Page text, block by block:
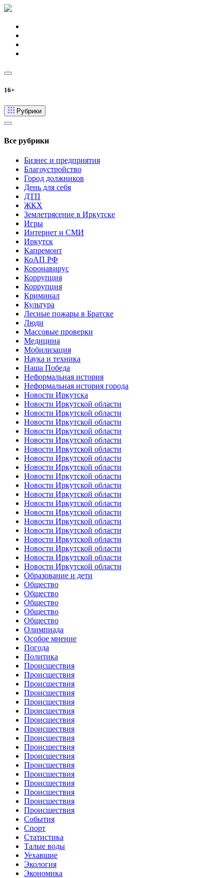
16+
Рубрики
Все рубрики
Бизнес и предприятия
Благоустройство
Город должников
День для себя
ДТП
ЖКХ
Землетрясение в Иркутске
Игры
Интернет и СМИ
Иркутск
Капремонт
КоАП РФ
Коронавирус
Коррупция
Коррупция
Криминал
Культура
Лесные пожары в Братске
Люди
Массовые проверки
Медицина
Мобилизация
Наука и техника
Наша Победа
Неформальная история
Неформальная история города
Новости Иркутска
Новости Иркутской области
Новости Иркутской области
Новости Иркутской области
Новости Иркутской области
Новости Иркутской области
Новости Иркутской области
Новости Иркутской области
Новости Иркутской области
Новости Иркутской области
Новости Иркутской области
Новости Иркутской области
Новости Иркутской области
Новости Иркутской области
Новости Иркутской области
Новости Иркутской области
Новости Иркутской области
Новости Иркутской области
Новости Иркутской области
Новости Иркутской области
Образование и дети
Общество
Общество
Общество
Общество
Общество
Олимпиада
Особое мнение
Погода
Политика
Происшествия
Происшествия
Происшествия
Происшествия
Происшествия
Происшествия
Происшествия
Происшествия
Происшествия
Происшествия
Происшествия
Происшествия
Происшествия
Происшествия
Происшествия
Происшествия
Происшествия
События
Спорт
Статистика
Талые воды
Уехавшие
Экология
Экономика